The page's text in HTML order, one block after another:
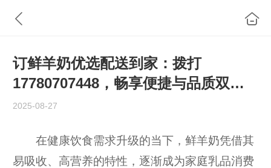
订鲜羊奶优选配送到家：拨打
17780707448，畅享便捷与品质双重
保障
2025-08-27
在健康饮食需求升级的当下，鲜羊奶凭借其
易吸收、高营养的特性，逐渐成为家庭乳品消费